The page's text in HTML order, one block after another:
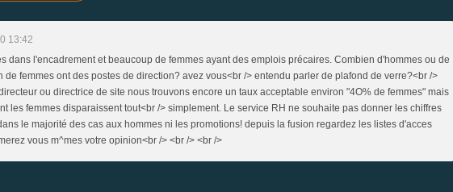
13:42
dans l'encadrement et beaucoup de femmes ayant des emplois précaires. Combien d'hommes ou de
de femmes ont des postes de direction? avez vous<br /> entendu parler de plafond de verre?<br />
ou directrice de site nous trouvons encore un taux acceptable environ "4O% de femmes" mais
les femmes disparaissent tout<br /> simplement. Le service RH ne souhaite pas donner les chiffres
le majorité des cas aux hommes ni les promotions! depuis la fusion regardez les listes d'acces
vous m^mes votre opinion<br /> <br /> <br />